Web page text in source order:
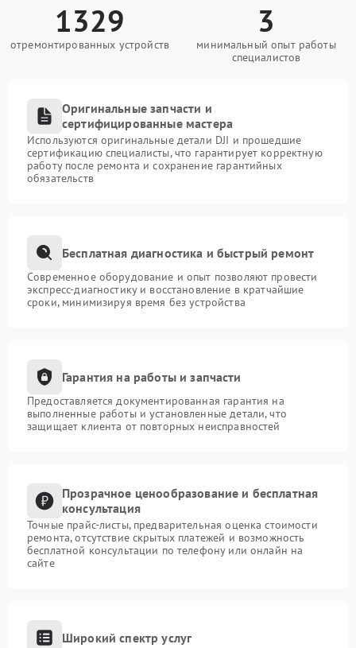
1329
отремонтированных устройств
3
минимальный опыт работы
специалистов
Оригинальные запчасти и
сертифицированные мастера
Используются оригинальные детали DJI и прошедшие
сертификацию специалисты, что гарантирует корректную
работу после ремонта и сохранение гарантийных
обязательств
Бесплатная диагностика и быстрый ремонт
Современное оборудование и опыт позволяют провести
экспресс-диагностику и восстановление в кратчайшие
сроки, минимизируя время без устройства
Гарантия на работы и запчасти
Предоставляется документированная гарантия на
выполненные работы и установленные детали, что
защищает клиента от повторных неисправностей
Прозрачное ценообразование и бесплатная
консультация
Точные прайс-листы, предварительная оценка стоимости
ремонта, отсутствие скрытых платежей и возможность
бесплатной консультации по телефону или онлайн на
сайте
Широкий спектр услуг